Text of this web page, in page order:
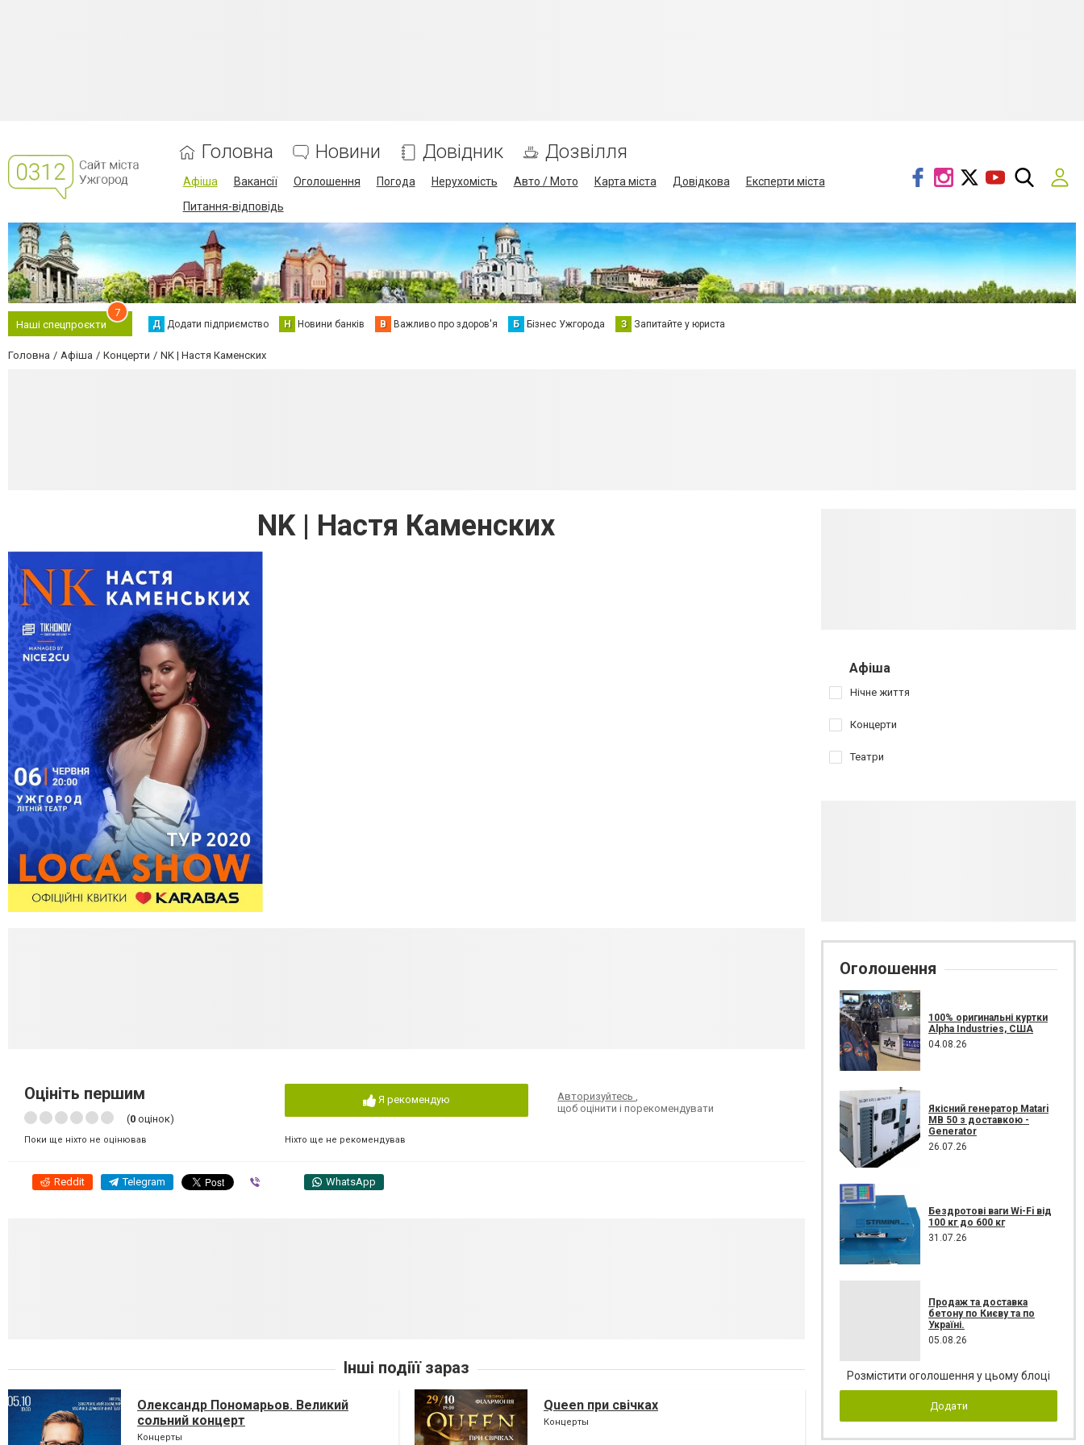
Головна Новини Довідник Дозвілля
Афіша Вакансії Оголошення Погода Нерухомість Авто / Мото Карта міста Довідкова
Експерти міста
Питання-відповідь
Наші спецпроєкти
7
Д Додати підприємство Н Новини банків В Важливо про здоров'я Б Бізнес Ужгорода З Запитайте у юриста
Головна Афіша Концерти NK | Настя Каменских
NK | Настя Каменских
Оцініть першим
(0 оцінок)
Поки ще ніхто не оцінював
Я рекомендую
Ніхто ще не рекомендував
Авторизуйтесь,
щоб оцінити і порекомендувати
Reddit Telegram WhatsApp
Інші подіїї зараз
Олександр Пономарьов. Великий
сольний концерт
Концерты
Queen при свічках
Концерты
Афіша
Нічне життя
Концерти
Театри
Оголошення
100% оригинальні куртки
Alpha Industries, США
04.08.26
Якісний генератор Matari
MB 50 з доставкою -
Generator
26.07.26
Бездротові ваги Wi-Fi від
100 кг до 600 кг
31.07.26
Продаж та доставка
бетону по Києву та по
Україні.
05.08.26
Розмістити оголошення у цьому блоці
Додати